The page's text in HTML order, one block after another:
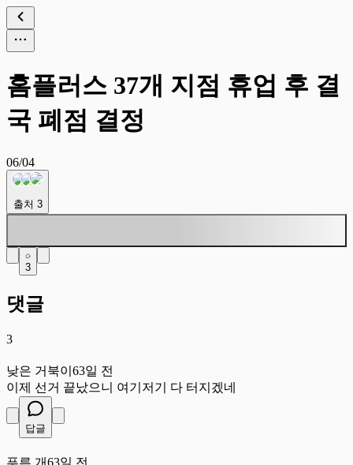
홈플러스 37개 지점 휴업 후 결
국 폐점 결정
06/04
출처 3
3
댓글
3
낮은 거북이 63일 전
이제 선거 끝났으니 여기저기 다 터지겠네
답글
푸른 개63일 전